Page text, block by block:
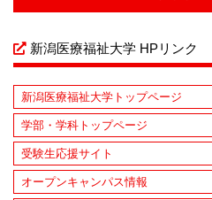
新潟医療福祉大学 HPリンク
新潟医療福祉大学トップページ
学部・学科トップページ
受験生応援サイト
オープンキャンパス情報